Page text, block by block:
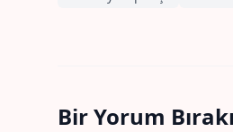
Bir Yorum